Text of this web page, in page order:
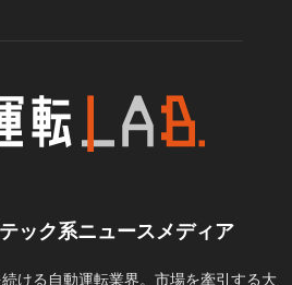
ック系ニュースメディア
ける自動運転業界。市場を牽引する大